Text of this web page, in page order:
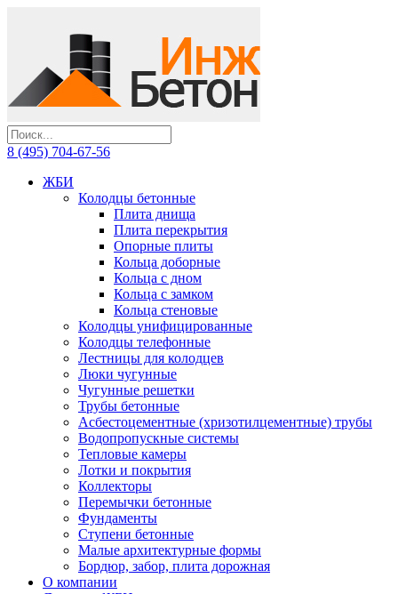
8 (495) 704-67-56
ЖБИ
Колодцы бетонные
Плита днища
Плита перекрытия
Опорные плиты
Кольца доборные
Кольца с дном
Кольца с замком
Кольца стеновые
Колодцы унифицированные
Колодцы телефонные
Лестницы для колодцев
Люки чугунные
Чугунные решетки
Трубы бетонные
Асбестоцементные (хризотилцементные) трубы
Водопропускные системы
Тепловые камеры
Лотки и покрытия
Коллекторы
Перемычки бетонные
Фундаменты
Ступени бетонные
Малые архитектурные формы
Бордюр, забор, плита дорожная
О компании